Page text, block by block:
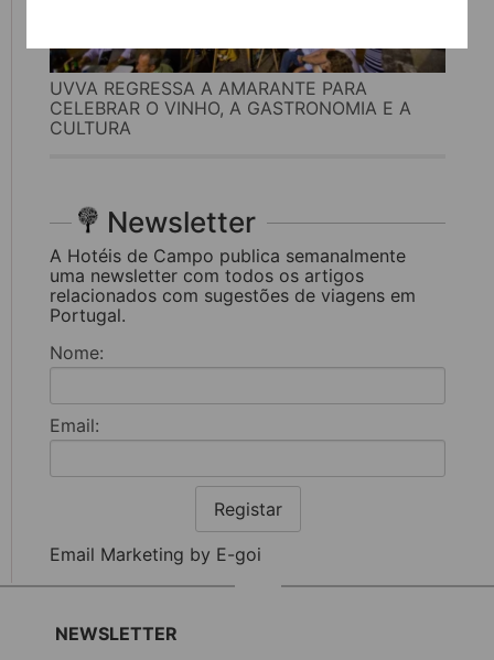
UVVA REGRESSA A AMARANTE PARA
CELEBRAR O VINHO, A GASTRONOMIA E A
CULTURA
Newsletter
A Hotéis de Campo publica semanalmente
uma newsletter com todos os artigos
relacionados com sugestões de viagens em
Portugal.
Nome:
Email:
Registar
Email Marketing by E-goi
NEWSLETTER